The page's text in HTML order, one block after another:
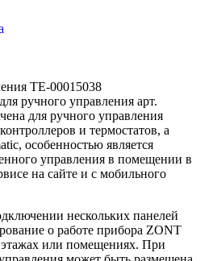
ТЕ-00015038
ручного управления арт.
для ручного управления
и термостатов, а
особенностью является
управления в помещении в
на сайте и с мобильного
нескольких панелей
о работе прибора ZONT
этажах или помещениях. При